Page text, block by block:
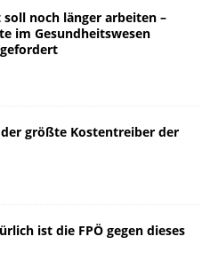
soll noch länger arbeiten –
im Gesundheitswesen
der größte Kostentreiber der
ist die FPÖ gegen dieses